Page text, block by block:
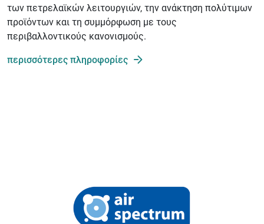
των πετρελαϊκών λειτουργιών, την ανάκτηση πολύτιμων
προϊόντων και τη συμμόρφωση με τους
περιβαλλοντικούς κανονισμούς.
περισσότερες πληροφορίες